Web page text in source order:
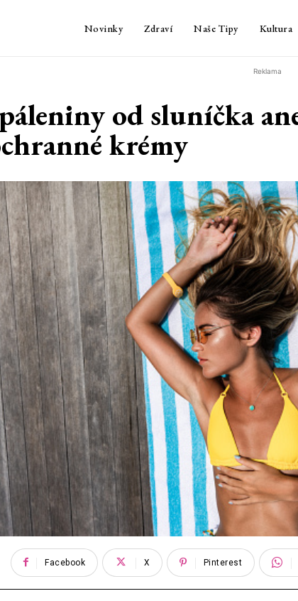
Novinky Zdraví Naše Tipy Kultura
Reklama
od sluníčka
krémy
Facebook X Pinterest